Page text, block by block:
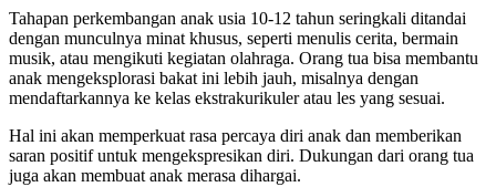
Tahapan perkembangan anak usia 10-12 tahun seringkali ditandai
dengan munculnya minat khusus, seperti menulis cerita, bermain
musik, atau mengikuti kegiatan olahraga. Orang tua bisa membantu
anak mengeksplorasi bakat ini lebih jauh, misalnya dengan
mendaftarkannya ke kelas ekstrakurikuler atau les yang sesuai.
Hal ini akan memperkuat rasa percaya diri anak dan memberikan
saran positif untuk mengekspresikan diri. Dukungan dari orang tua
juga akan membuat anak merasa dihargai.